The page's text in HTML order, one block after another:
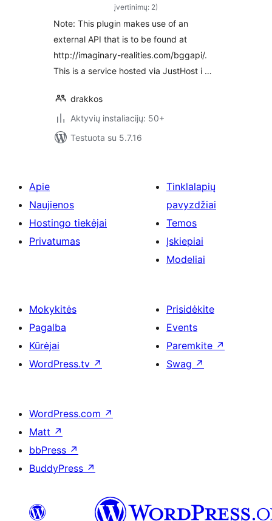
įvertinimų: 2)
Note: This plugin makes use of an
external API that is to be found at
http://imaginary-realities.com/bggapi/.
This is a service hosted via JustHost i …
drakkos
Aktyvių instaliacijų: 50+
Testuota su 5.7.16
Apie
Naujienos
Hostingo tiekėjai
Privatumas
Tinklalapių
pavyzdžiai
Temos
Įskiepiai
Modeliai
Mokykitės
Pagalba
Kūrėjai
WordPress.tv ↗
Prisidėkite
Events
Paremkite ↗
Swag ↗
WordPress.com ↗
Matt ↗
bbPress ↗
BuddyPress ↗